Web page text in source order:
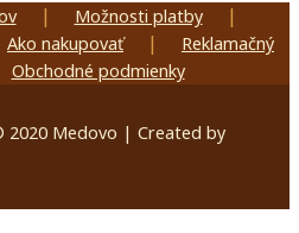
| Možnosti platby |
Ako nakupovať |
Reklamačný
Obchodné podmienky
2020 Medovo | Created by